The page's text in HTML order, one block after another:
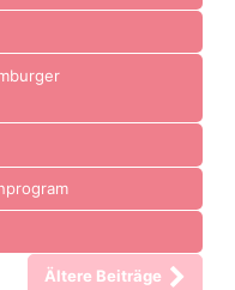
Ältere Beiträge